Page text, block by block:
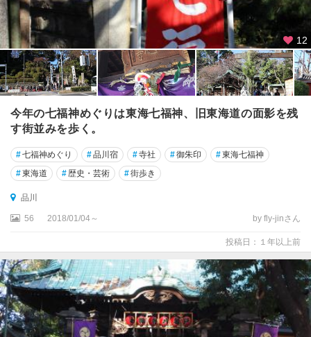
12
今年の七福神めぐりは東海七福神、旧東海道の面影を残
す街並みを歩く。
#七福神めぐり #品川宿 #寺社 #御朱印 #東海七福神
#東海道 # 歴史・芸術 #街歩き
品川
56 2018/01/04～ by fly-jinさん
投稿日：１年以上前